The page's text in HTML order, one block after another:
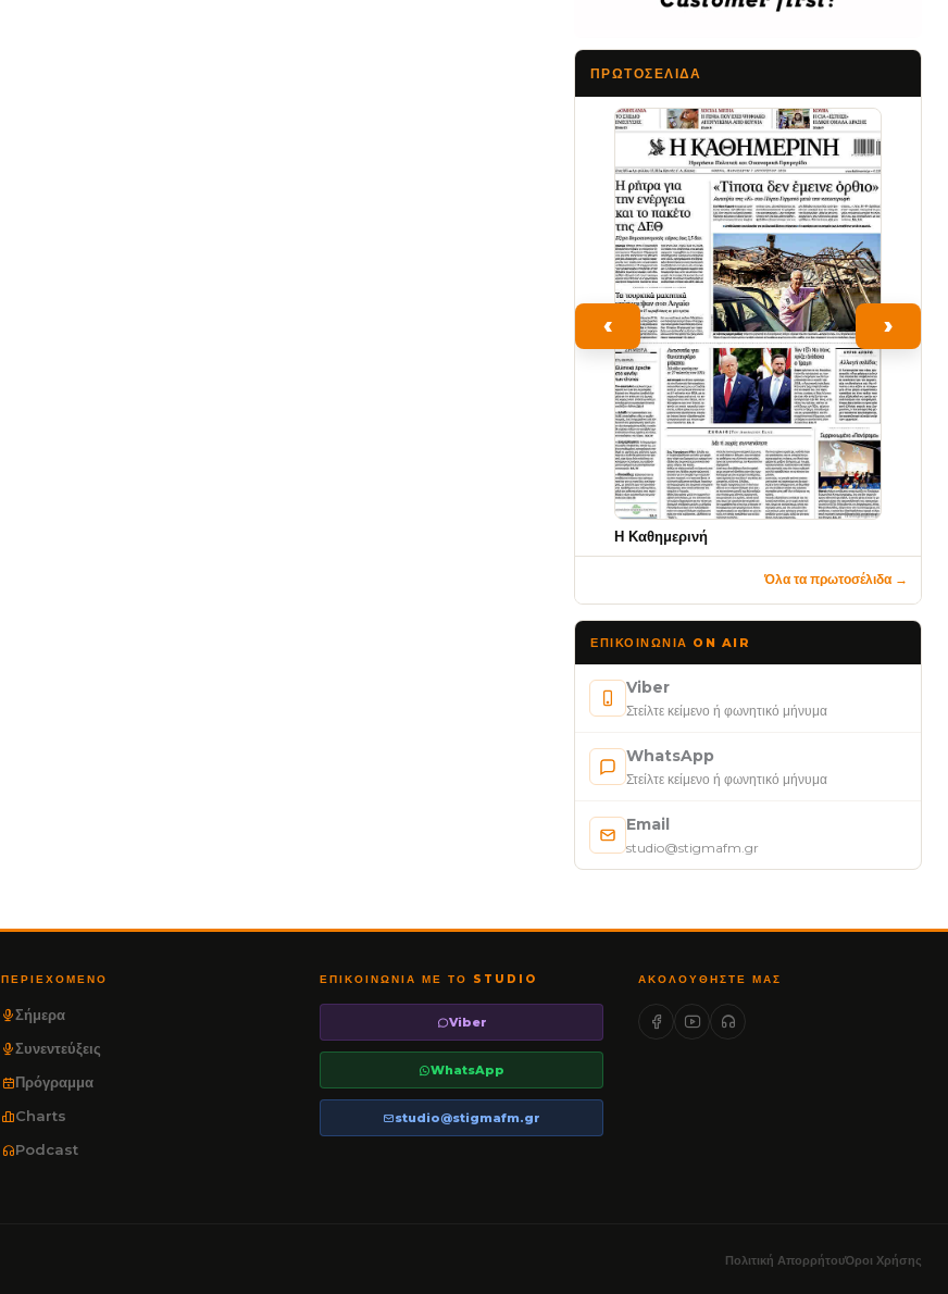
ΠΡΩΤΟΣΈΛΙΔΑ
‹
Η Καθημερινή
›
Όλα τα πρωτοσέλιδα →
ΕΠΙΚΟΙΝΩΝΊΑ ON AIR
Viber
Στείλτε κείμενο ή φωνητικό μήνυμα
WhatsApp
Στείλτε κείμενο ή φωνητικό μήνυμα
Email
studio@stigmafm.gr
ΠΕΡΙΕΧΌΜΕΝΟ
Σήμερα
Συνεντεύξεις
Πρόγραμμα
Charts
Podcast
ΕΠΙΚΟΙΝΩΝΊΑ ΜΕ ΤΟ STUDIO
Viber
WhatsApp
studio@stigmafm.gr
ΑΚΟΛΟΥΘΉΣΤΕ ΜΑΣ
Πολιτική ΑπορρήτουΌροι Χρήσης